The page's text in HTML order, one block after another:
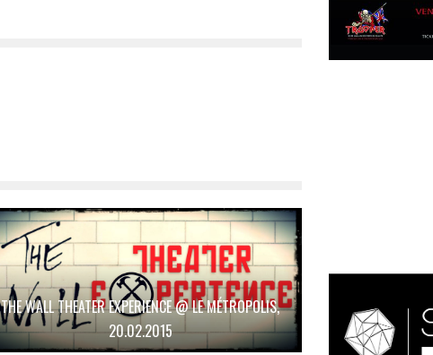
THE WALL THEATER EXPERIENCE @ LE MÉTROPOLIS,
20.02.2015